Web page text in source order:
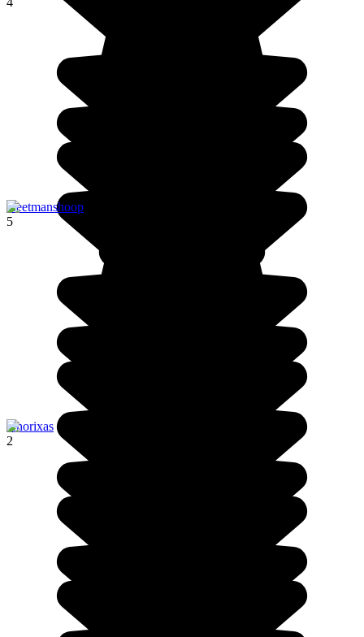
Keetmanshoop
5
Khorixas
2